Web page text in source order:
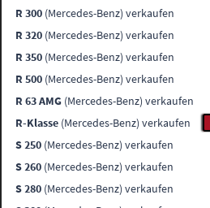
R 300 (Mercedes-Benz) verkaufen
R 320 (Mercedes-Benz) verkaufen
R 350 (Mercedes-Benz) verkaufen
R 500 (Mercedes-Benz) verkaufen
R 63 AMG (Mercedes-Benz) verkaufen
R-Klasse (Mercedes-Benz) verkaufen
S 250 (Mercedes-Benz) verkaufen
S 260 (Mercedes-Benz) verkaufen
S 280 (Mercedes-Benz) verkaufen